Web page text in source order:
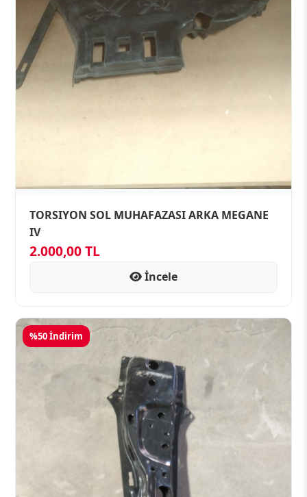
TORSIYON SOL MUHAFAZASI ARKA MEGANE
IV
2.000,00 TL
İncele
%50 İndirim